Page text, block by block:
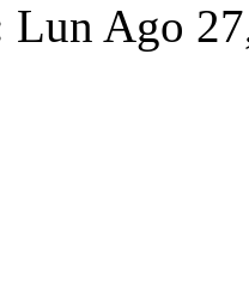
Lun Ago